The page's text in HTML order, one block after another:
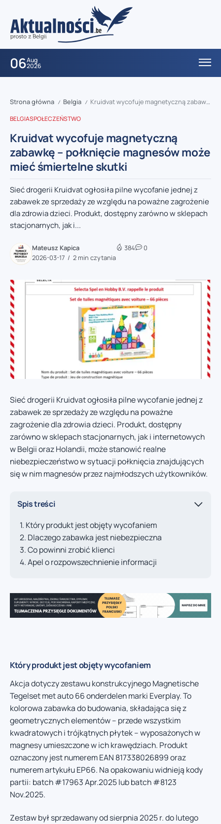
06Aug
2026
Strona główna / Belgia / Kruidvat wycofuje magnetyczną zabawkę – połknięcie magnesów może mieć śmiertelne skutki
BELGIASPOŁECZEŃSTWO
Kruidvat wycofuje magnetyczną
zabawkę – połknięcie magnesów może
mieć śmiertelne skutki
Sieć drogerii Kruidvat ogłosiła pilne wycofanie jednej z
zabawek ze sprzedaży ze względu na poważne zagrożenie
dla zdrowia dzieci. Produkt, dostępny zarówno w sklepach
stacjonarnych, jak i...
Mateusz Kapica
2026-03-17
2 min czytania
384 0
Sieć drogerii Kruidvat ogłosiła pilne wycofanie jednej z
zabawek ze sprzedaży ze względu na poważne
zagrożenie dla zdrowia dzieci. Produkt, dostępny
zarówno w sklepach stacjonarnych, jak i internetowych
w Belgii oraz Holandii, może stanowić realne
niebezpieczeństwo w sytuacji połknięcia znajdujących
się w nim magnesów przez najmłodszych użytkowników.
Spis treści
Który produkt jest objęty wycofaniem
Dlaczego zabawka jest niebezpieczna
Co powinni zrobić klienci
Apel o rozpowszechnienie informacji
Który produkt jest objęty wycofaniem
Akcja dotyczy zestawu konstrukcyjnego Magnetische
Tegelset met auto 66 onderdelen marki Everplay. To
kolorowa zabawka do budowania, składająca się z
geometrycznych elementów – przede wszystkim
kwadratowych i trójkątnych płytek – wyposażonych w
magnesy umieszczone w ich krawędziach. Produkt
oznaczony jest numerem EAN 817338026899 oraz
numerem artykułu EP66. Na opakowaniu widnieją kody
partii: batch #17963 Apr.2025 lub batch #8123
Nov.2025.
Zestaw był sprzedawany od sierpnia 2025 r. do lutego